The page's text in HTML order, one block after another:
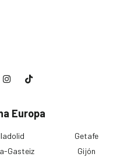
Europa
Gasteiz
Getafe
Gijón